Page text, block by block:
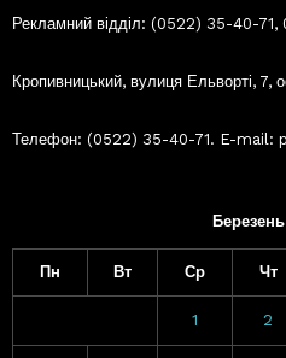
Рекламний відділ: (0522) 35-40-71,
Кропивницький, вулиця Ельворті, 7,
Телефон: (0522) 35-40-71. E-mail:
Пн Вт Ср Чт
1 2